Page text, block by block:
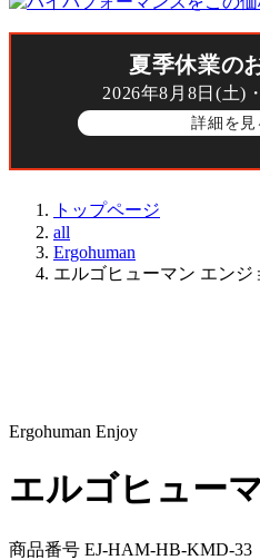
夏季休業の
2026年8月8日(土)
詳細を見
トップページ
all
Ergohuman
エルゴヒューマン エンジ
Ergohuman Enjoy
エルゴヒュー
商品番号 EJ-HAM-HB-KMD-33